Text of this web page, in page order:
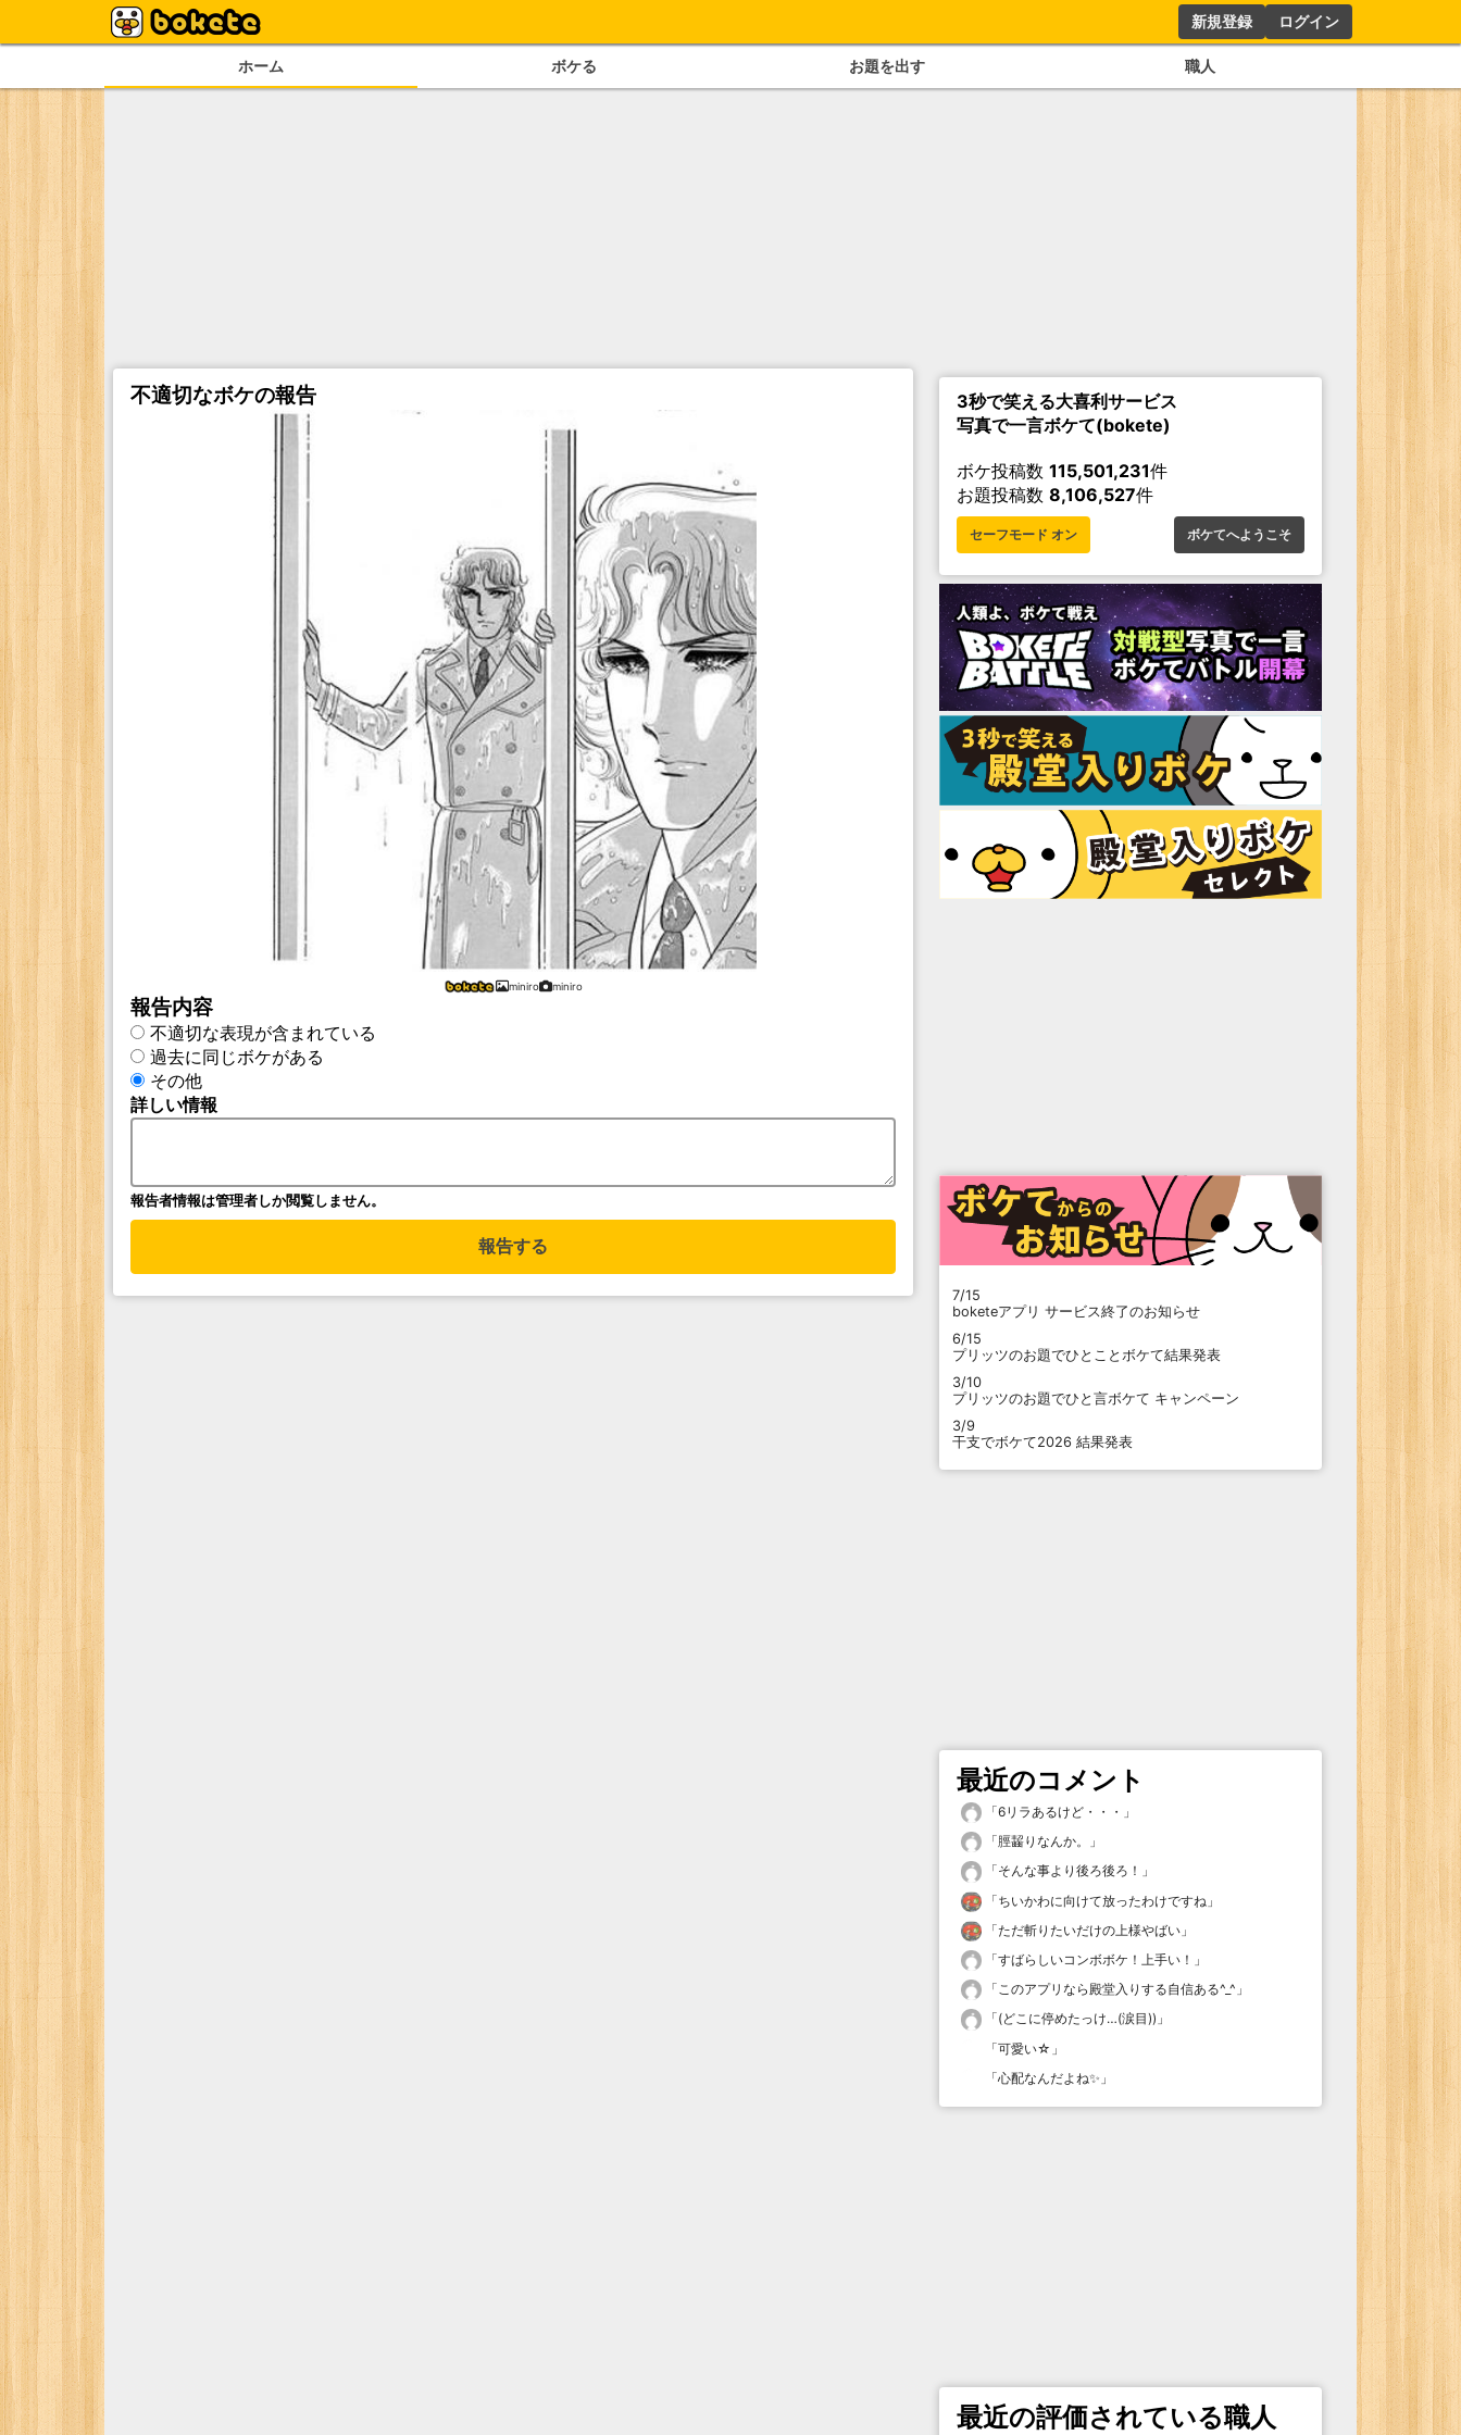
新規登録 ログイン
ホーム ボケる お題を出す 職人
不適切なボケの報告
miniro miniro
報告内容
不適切な表現が含まれている
過去に同じボケがある
その他
詳しい情報
報告者情報は管理者しか閲覧しません。
報告する
3秒で笑える大喜利サービス
写真で一言ボケて(bokete)
ボケ投稿数 115,501,231件
お題投稿数 8,106,527件
セーフモード オン ボケてへようこそ
7/15
boketeアプリ サービス終了のお知らせ
6/15
プリッツのお題でひとことボケて結果発表
3/10
プリッツのお題でひと言ボケて キャンペーン
3/9
干支でボケて2026 結果発表
最近のコメント
「6リラあるけど・・・ 」
「脛齧りなんか。
」
「そんな事より後ろ後ろ！ 」
「ちいかわに向けて放ったわけですね 」
「ただ斬りたいだけの上様やばい 」
「すばらしいコンボボケ！上手い！ 」
「このアプリなら殿堂入りする自信ある^_^ 」
「(どこに停めたっけ…(涙目)) 」
「可愛い☆ 」
「心配なんだよね✨ 」
最近の評価されている職人